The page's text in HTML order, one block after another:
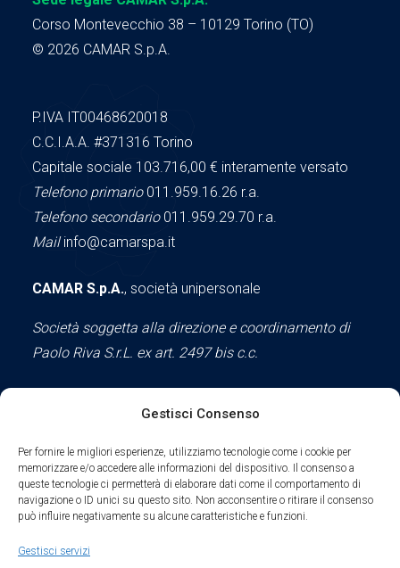
Gestisci Consenso
Per fornire le migliori esperienze, utilizziamo tecnologie come i cookie per
memorizzare e/o accedere alle informazioni del dispositivo. Il consenso a
queste tecnologie ci permetterà di elaborare dati come il comportamento di
navigazione o ID unici su questo sito. Non acconsentire o ritirare il consenso
può influire negativamente su alcune caratteristiche e funzioni.
Gestisci servizi
Corso Montevecchio 38 – 10129 Torino (TO)
© 2026 CAMAR S.p.A.
P.IVA IT00468620018
C.C.I.A.A. #371316 Torino
Capitale sociale 103.716,00 € interamente versato
Telefono primario011.959.16.26 r.a.
Telefono secondario011.959.29.70 r.a.
Mailinfo@camarspa.it
CAMAR S.p.A., società unipersonale
Società soggetta alla direzione e coordinamento di
Paolo Riva S.r.L. ex art. 2497 bis c.c.